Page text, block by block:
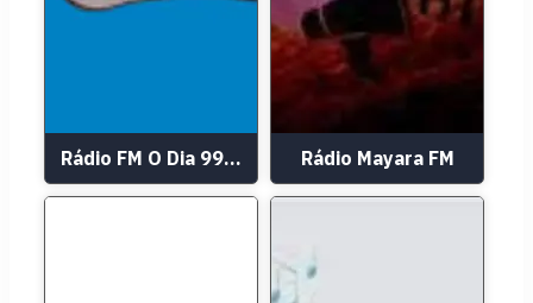
Rádio FM O Dia 99.7 FM Rádio Mayara FM